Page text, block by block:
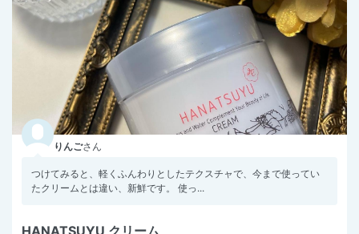
りんごさん
つけてみると、軽くふんわりとしたテクスチャで、今まで使ってい
たクリームとは違い、新鮮です。 使っ...
HANATSUYU クリーム